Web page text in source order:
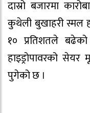
दास्रो बजारमा
कुथेली बुखाहरी स्मल
१० प्रतिशतले
हाइड्रोपावरको
पुगेको छ ।